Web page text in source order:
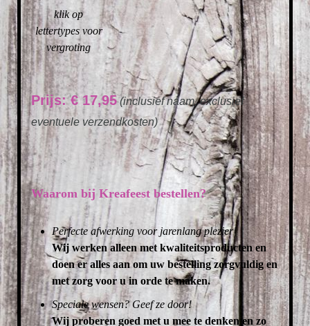
klik op
lettertypes voor
vergroting
Prijs: € 17,95 (inclusief naam, exclusief
eventuele verzendkosten)
Waarom bij Kreafeest bestellen?
Perfecte afwerking voor jarenlang plezier
Wij werken alleen met kwaliteitsproducten en
doen er alles aan om uw bestelling zorgvuldig en
met zorg voor u in orde te maken.
Speciale wensen? Geef ze door!
Wij proberen goed met u mee te denken en zo